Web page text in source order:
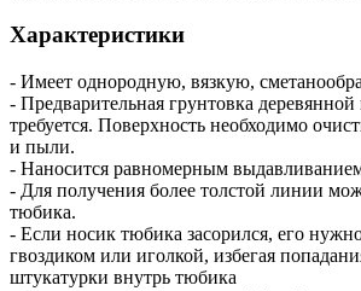
Характеристики
- Имеет однородную, вязкую,
- Предварительная грунтовка
требуется. Поверхность необходимо
и пыли.
- Наносится равномерным
- Для получения более толстой линии
тюбика.
- Если носик тюбика засорился, его
гвоздиком или иголкой, избегая
штукатурки внутрь тюбика